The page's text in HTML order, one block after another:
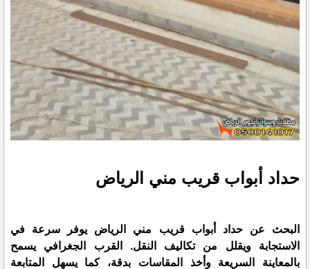
حداد أبواب قريب مني الرياض
البحث عن حداد أبواب قريب مني الرياض يوفر سرعة في
الاستجابة ويقلل من تكاليف النقل. القرب الجغرافي يسمح
بالمعاينة السريعة وأخذ المقاسات بدقة، كما يسهل المتابعة